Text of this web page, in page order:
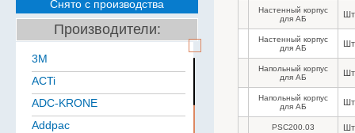
Снято с производства
Производители:
3M
ACTi
ADC-KRONE
Addpac
Настенный корпус
для АБ
Настенный корпус
для АБ
Напольный корпус
для АБ
Напольный корпус
для АБ
PSC200.03